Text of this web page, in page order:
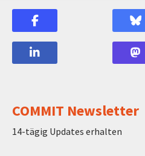
COMMIT Newsletter
14-tägig Updates erhalten